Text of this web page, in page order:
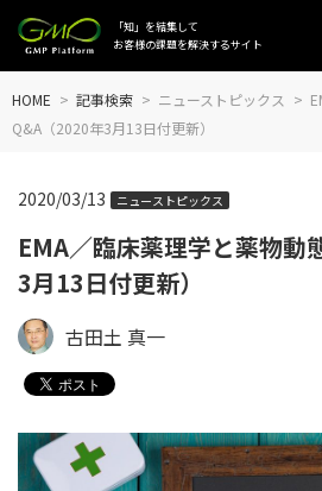
「知」を結集して
お客様の課題を解決するサイト
HOME 記事検索 ニューストピックス
Q&A（2020年3月13日付更新）
EMA／臨床薬理学と薬物動
3月13日付更新）
2020/03/13 ニューストピックス
古田土 真一